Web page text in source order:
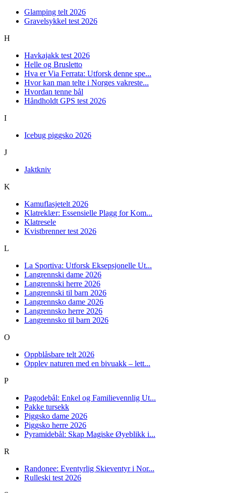
Glamping telt 2026
Gravelsykkel test 2026
H
Havkajakk test 2026
Helle og Brusletto
Hva er Via Ferrata: Utforsk denne spe...
Hvor kan man telte i Norges vakreste...
Hvordan tenne bål
Håndholdt GPS test 2026
I
Icebug piggsko 2026
J
Jaktkniv
K
Kamuflasjetelt 2026
Klatreklær: Essensielle Plagg for Kom...
Klatresele
Kvistbrenner test 2026
L
La Sportiva: Utforsk Eksepsjonelle Ut...
Langrennski dame 2026
Langrennski herre 2026
Langrennski til barn 2026
Langrennsko dame 2026
Langrennsko herre 2026
Langrennsko til barn 2026
O
Oppblåsbare telt 2026
Opplev naturen med en bivuakk – lett...
P
Pagodebål: Enkel og Familievennlig Ut...
Pakke tursekk
Piggsko dame 2026
Piggsko herre 2026
Pyramidebål: Skap Magiske Øyeblikk i...
R
Randonee: Eventyrlig Skieventyr i Nor...
Rulleski test 2026